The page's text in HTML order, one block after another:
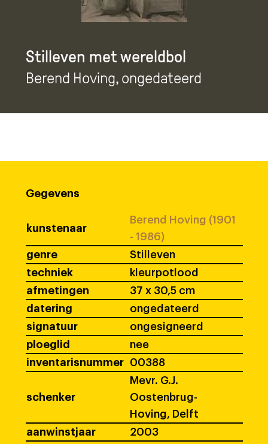
Stilleven met wereldbol
Berend Hoving, ongedateerd
Gegevens
kunstenaar
Berend Hoving (1901
- 1986)
genre
Stilleven
techniek
kleurpotlood
afmetingen
37 x 30,5 cm
datering
ongedateerd
signatuur
ongesigneerd
ploeglid
nee
inventarisnummer
00388
schenker
Mevr. G.J.
Oostenbrug-
Hoving, Delft
aanwinstjaar
2003